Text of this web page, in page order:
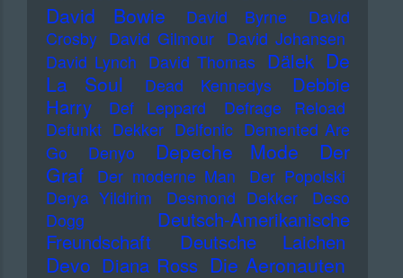
David Bowie David Byrne
David
Crosby David Gilmour David Johansen
David Lynch David Thomas Dälek De
La Soul
Dead Kennedys
Debbie
Harry
Def Leppard
Defrage Reload
Defunkt Dekker Delfonic Demented Are
Go
Denyo Depeche Mode
Der
Graf
Der moderne Man
Der Popolski
Derya Yildirim
Desmond Dekker
Deso
Dogg
Deutsch-Amerikanische
Freundschaft
Deutsche Laichen
Devo Diana Ross Die Aeronauten